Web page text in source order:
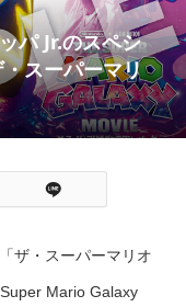
パ Jr.のスペシ
スーパーマリ
ザ・スーパーマリオ
Mario Galaxy